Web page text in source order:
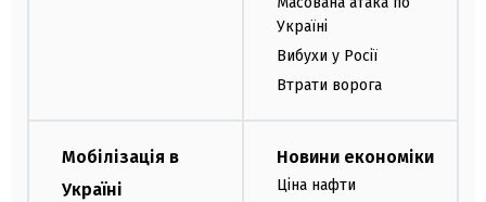
Україні
Вибухи у Росії
Втрати ворога
Мобілізація в
Україні
Новини економіки
Ціна нафти